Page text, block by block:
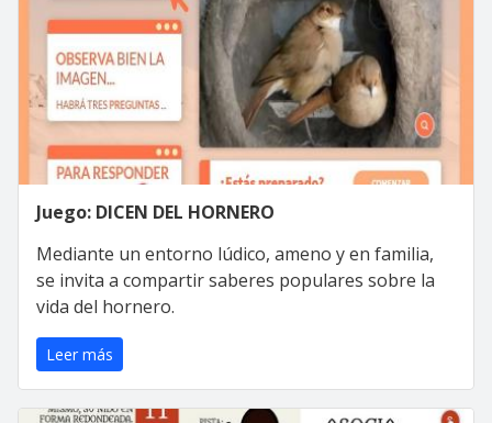
Juego: DICEN DEL HORNERO
Mediante un entorno lúdico, ameno y en familia,
se invita a compartir saberes populares sobre la
vida del hornero.
Leer más